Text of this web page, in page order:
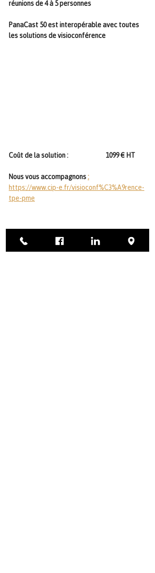
réunions de 4 à 5 personnes
PanaCast 50 est interopérable avec toutes
les solutions de visioconférence
Coût de la solution : 1099 € HT
Nous vous accompagnons :
https://www.cip-e.fr/visioconf%C3%A9rence-
tpe-pme